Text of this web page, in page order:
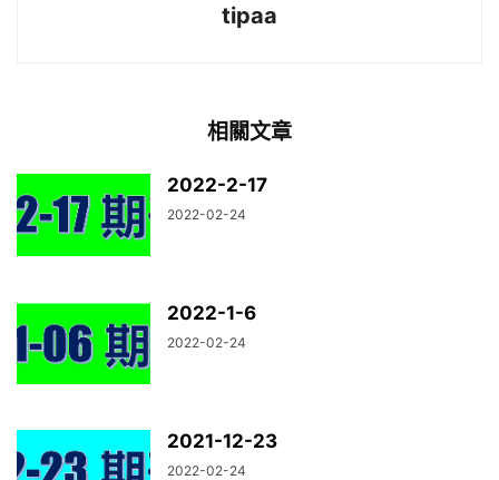
tipaa
相關文章
2022-2-17
2022-02-24
2022-1-6
2022-02-24
2021-12-23
2022-02-24